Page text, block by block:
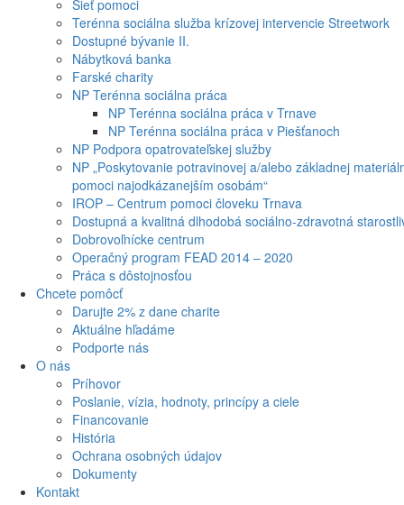
Sieť pomoci
Terénna sociálna služba krízovej intervencie Streetwork
Dostupné bývanie II.
Nábytková banka
Farské charity
NP Terénna sociálna práca
NP Terénna sociálna práca v Trnave
NP Terénna sociálna práca v Piešťanoch
NP Podpora opatrovateľskej služby
NP „Poskytovanie potravinovej a/alebo základnej
pomoci najodkázanejším osobám“
IROP – Centrum pomoci človeku Trnava
Dostupná a kvalitná dlhodobá sociálno-zdravotná
Dobrovoľnícke centrum
Operačný program FEAD 2014 – 2020
Práca s dôstojnosťou
Chcete pomôcť
Darujte 2% z dane charite
Aktuálne hľadáme
Podporte nás
O nás
Príhovor
Poslanie, vízia, hodnoty, princípy a ciele
Financovanie
História
Ochrana osobných údajov
Dokumenty
Kontakt